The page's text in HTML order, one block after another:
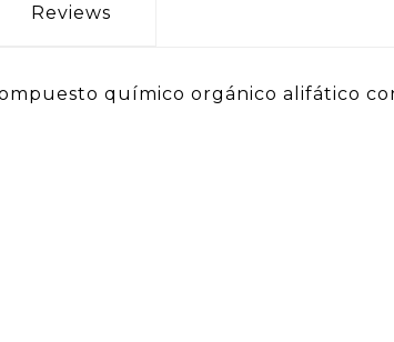
Reviews
químico orgánico alifático